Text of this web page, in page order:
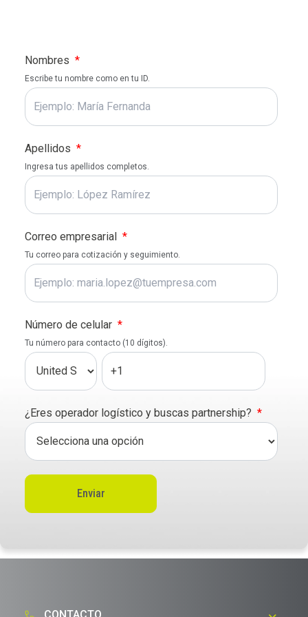
Nombres *
Escribe tu nombre como en tu ID.
Apellidos *
Ingresa tus apellidos completos.
Correo empresarial *
Tu correo para cotización y seguimiento.
Número de celular *
Tu número para contacto (10 dígitos).
¿Eres operador logístico y buscas partnership?​ *